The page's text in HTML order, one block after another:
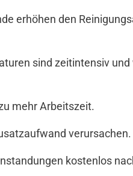
erhöhen den
sind zeitintensiv
mehr Arbeitszeit.
verursachen.
kostenlos